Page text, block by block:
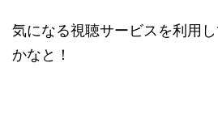
気になる視聴サービスを利用
かなと！